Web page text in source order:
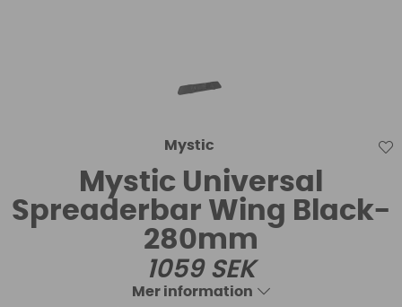
Mystic
Mystic Universal
Spreaderbar Wing Black-
280mm
1059SEK
Mer information